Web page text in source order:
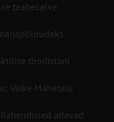
teabesalve
tööriistani
Väike Mahetalu
aitavad